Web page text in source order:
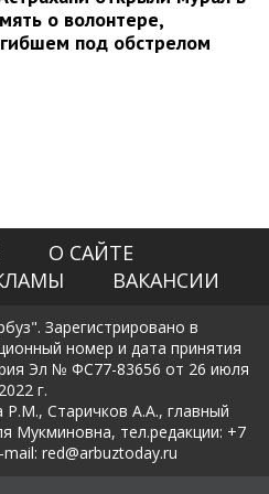
о волонтере,
под обстрелом
О САЙТЕ
ВАКАНСИИ
Зарегистрировано в
номер и дата принятия
Эл № ФС77-83656 от 26 июля
2022 г.
Р.М., Старичков А.А., главный
Мукминовна, тел.редакции: +7
red@arbuztoday.ru